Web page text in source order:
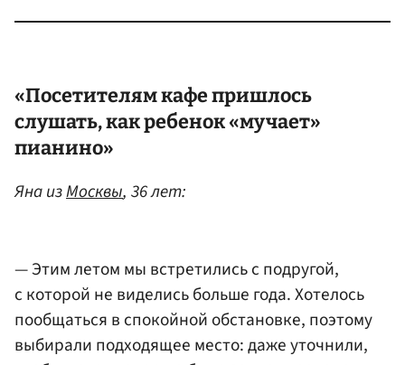
«Посетителям кафе пришлось
слушать, как ребенок «мучает»
пианино»
Яна изМосквы, 36 лет:
— Этим летом мы встретились с подругой,
с которой не виделись больше года. Хотелось
пообщаться в спокойной обстановке, поэтому
выбирали подходящее место: даже уточнили,